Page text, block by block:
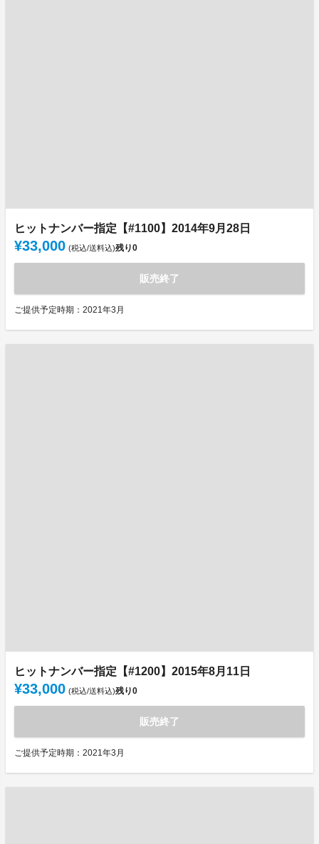
ヒットナンバー指定【#1100】2014年9月28日
¥33,000 (税込/送料込)残り0
販売終了
ご提供予定時期：2021年3月
ヒットナンバー指定【#1200】2015年8月11日
¥33,000 (税込/送料込)残り0
販売終了
ご提供予定時期：2021年3月